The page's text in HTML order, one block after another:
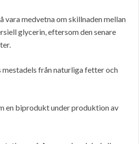
vara medvetna om skillnaden mellan
glycerin, eftersom den senare
från naturliga fetter och
en biprodukt under produktion av